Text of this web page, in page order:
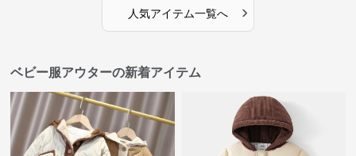
人気アイテム一覧へ ›
ベビー服アウターの新着アイテム